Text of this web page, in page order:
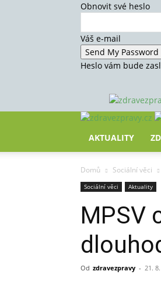
Obnovit své heslo
Váš e-mail
Heslo vám bude
AKTUALITY
Domů Sociální věci
Sociální věci Aktuality
MPSV
Od zdravezpravy - 21.